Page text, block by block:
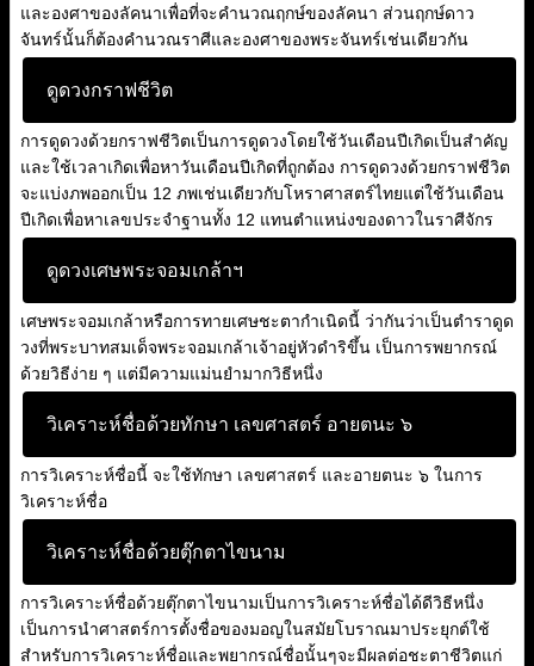
และองศาของลัคนาเพื่อที่จะคำนวณฤกษ์ของลัคนา ส่วนฤกษ์ดาว
จันทร์นั้นก็ต้องคำนวณราศีและองศาของพระจันทร์เช่นเดียวกัน
ดูดวงกราฟชีวิต
การดูดวงด้วยกราฟชีวิตเป็นการดูดวงโดยใช้วันเดือนปีเกิดเป็นสำคัญ
และใช้เวลาเกิดเพื่อหาวันเดือนปีเกิดที่ถูกต้อง การดูดวงด้วยกราฟชีวิต
จะแบ่งภพออกเป็น 12 ภพเช่นเดียวกับโหราศาสตร์ไทยแต่ใช้วันเดือน
ปีเกิดเพื่อหาเลขประจำฐานทั้ง 12 แทนตำแหน่งของดาวในราศีจักร
ดูดวงเศษพระจอมเกล้าฯ
เศษพระจอมเกล้าหรือการทายเศษชะตากำเนิดนี้ ว่ากันว่าเป็นตำราดูด
วงที่พระบาทสมเด็จพระจอมเกล้าเจ้าอยู่หัวดำริขึ้น เป็นการพยากรณ์
ด้วยวิธีง่าย ๆ แต่มีความแม่นยำมากวิธีหนึ่ง
วิเคราะห์ชื่อด้วยทักษา เลขศาสตร์ อายตนะ ๖
การวิเคราะห์ชื่อนี้ จะใช้ทักษา เลขศาสตร์ และอายตนะ ๖ ในการ
วิเคราะห์ชื่อ
วิเคราะห์ชื่อด้วยตุ๊กตาไขนาม
การวิเคราะห์ชื่อด้วยตุ๊กตาไขนามเป็นการวิเคราะห์ชื่อได้ดีวิธีหนึ่ง
เป็นการนำศาสตร์การตั้งชื่อของมอญในสมัยโบราณมาประยุกต์ใช้
สำหรับการวิเคราะห์ชื่อและพยากรณ์ชื่อนั้นๆจะมีผลต่อชะตาชีวิตแก่